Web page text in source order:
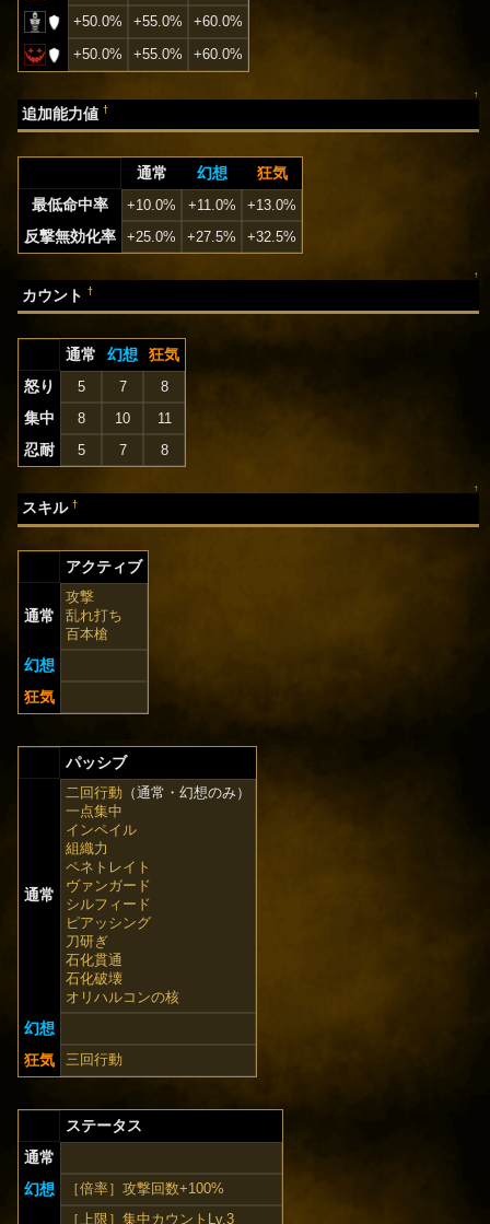
+50.0%
+55.0%
+60.0%
+50.0%
+55.0% +60.0%
↑
追加能力値†
通常 幻想
狂気
最低命中率
+10.0% +11.0% +13.0%
反撃無効化率 +25.0% +27.5% +32.5%
↑
カウント†
通常 幻想
狂気
怒り
5 7 8
集中 8 10 11
忍耐 5 7 8
↑
スキル†
アクティブ
通常
攻撃
乱れ打ち
百本槍
幻想
狂気
パッシブ
通常
二回行動 （通常・幻想のみ）
一点集中
インペイル
組織力
ペネトレイト
ヴァンガード
シルフィード
ピアッシング
刀研ぎ
石化貫通
石化破壊
オリハルコンの核
幻想
狂気
三回行動
ステータス
通常
幻想
［倍率］攻撃回数+100%
［上限］集中カウントLv.3